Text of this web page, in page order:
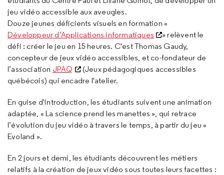
jeu vidéo accessible aux aveugles.
Douze jeunes déficients visuels en formation «
Développeur d’Applications informatiques
» relèvent le
défi : créer le jeu en 15 heures. C'est Thomas Gaudy,
concepteur de jeux vidéo accessibles, et co-fondateur de
l’association JPAQ
(Jeux pédagogiques accessibles
québécois) qui encadre l'atelier.
En guise d'introduction, les étudiants suivent une animation
adaptée, « La science prend les manettes », qui retrace
l’évolution du jeu vidéo à travers le temps, à partir du jeu «
Evoland ».
En 2 jours et demi, les étudiants découvrent les métiers
relatifs à la création de jeux vidéo sous toutes leurs facettes :